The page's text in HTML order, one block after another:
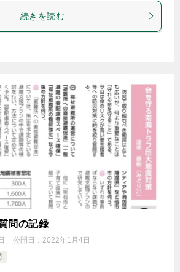
続きを読む
問の記録
公開日： 2022年1月4日